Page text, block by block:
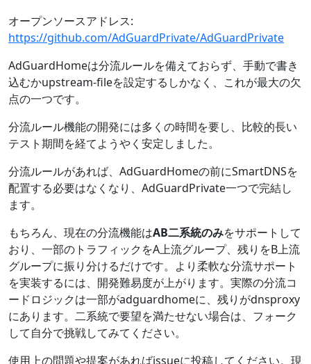
オープンソースアドレス:
https://github.com/AdGuardPrivate/AdGuardPrivate
AdGuardHomeは分流ルールを備えておらず、手動で書き
込むかupstream-fileを設定するしかなく、これが最大の欠
点の一つです。
分流ルール機能の開発には多くの時間を要し、比較的長い
テスト期間を経てようやく安定しました。
分流ルールがあれば、AdGuardHomeの前にSmartDNSを
配置する必要はなくなり、AdGuardPrivate一つで完結し
ます。
もちろん、現在の分流機能はAB二系統のみをサポートして
おり、一部のトラフィックをA上流グループ、残りをB上流
グループに振り分けるだけです。より柔軟な分流サポート
を実装するには、開発難易度が上がります。実際の分流コ
ードロジックは一部がadguardhomeに、残りがdnsproxy
にあります。二系統で要望を満たせない場合は、フォーク
して自分で挑戦してみてください。
使用上の問題や提案があればissueに投稿してください。現